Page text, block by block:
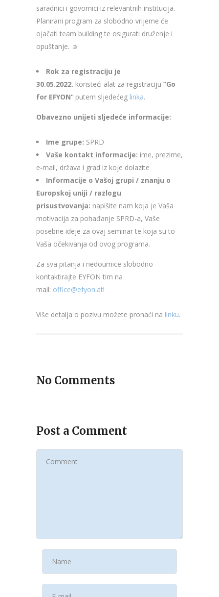
saradnici i govornici iz relevantnih institucija.
Planirani program za slobodno vrijeme će
ojačati team building te osigurati druženje i
opuštanje. ☺
Rok za registraciju je
30.05.2022. koristeći alat za registraciju ”Go
for EFYON’‘ putem sljedećeg linka.
Obavezno unijeti sljedeće informacije:
Ime grupe: SPRD
Vaše kontakt informacije: ime, prezime,
e-mail, država i grad iz koje dolazite
Informacije o Vašoj grupi / znanju o
Europskoj uniji / razlogu
prisustvovanja: napišite nam koja je Vaša
motivacija za pohađanje SPRD-a, Vaše
posebne ideje za ovaj seminar te koja su to
Vaša očekivanja od ovog programa.
Za sva pitanja i nedoumice slobodno
kontaktirajte EYFON tim na
mail: office@efyon.at!
Više detalja o pozivu možete pronaći na linku.
No Comments
Post a Comment